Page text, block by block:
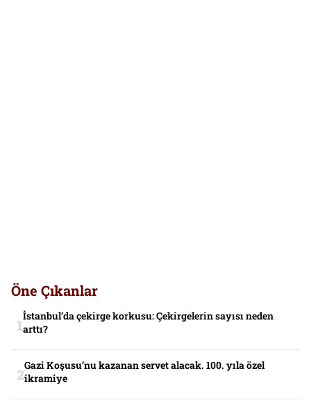
Öne Çıkanlar
İstanbul’da çekirge korkusu: Çekirgelerin sayısı neden
arttı?
Gazi Koşusu’nu kazanan servet alacak. 100. yıla özel
ikramiye